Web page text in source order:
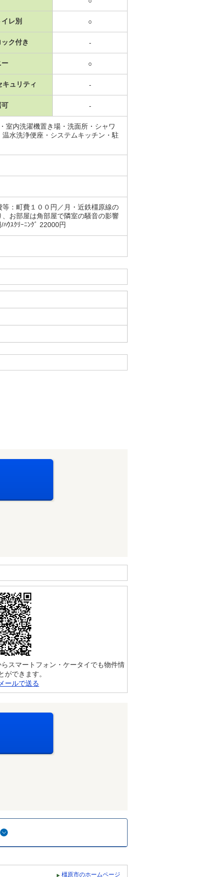
レ別 ○
ク付き -
ー ○
キュリティ -
可 -
室内洗濯機置き場・洗面所・シャワ
水洗浄便座・システムキッチン・駐
：町費１００円／月・近鉄橿原線の
お部屋は角部屋で隣室の騒音の影響
ｳｽｸﾘｰﾆﾝｸﾞ 22000円
スマートフォン・ケータイでも物件情
ができます。
ールで送る
橿原市のホームページ